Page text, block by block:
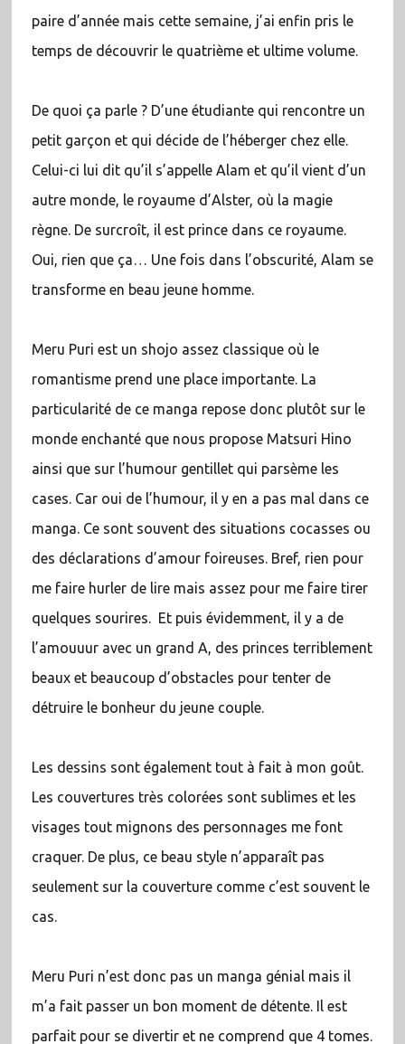
paire d’année mais cette semaine, j’ai enfin pris le
temps de découvrir le quatrième et ultime volume.
De quoi ça parle ? D’une étudiante qui rencontre un
petit garçon et qui décide de l’héberger chez elle.
Celui-ci lui dit qu’il s’appelle Alam et qu’il vient d’un
autre monde, le royaume d’Alster, où la magie
règne. De surcroît, il est prince dans ce royaume.
Oui, rien que ça… Une fois dans l’obscurité, Alam se
transforme en beau jeune homme.
Meru Puri est un shojo assez classique où le
romantisme prend une place importante. La
particularité de ce manga repose donc plutôt sur le
monde enchanté que nous propose Matsuri Hino
ainsi que sur l’humour gentillet qui parsème les
cases. Car oui de l’humour, il y en a pas mal dans ce
manga. Ce sont souvent des situations cocasses ou
des déclarations d’amour foireuses. Bref, rien pour
me faire hurler de lire mais assez pour me faire tirer
quelques sourires. Et puis évidemment, il y a de
l’amouuur avec un grand A, des princes terriblement
beaux et beaucoup d’obstacles pour tenter de
détruire le bonheur du jeune couple.
Les dessins sont également tout à fait à mon goût.
Les couvertures très colorées sont sublimes et les
visages tout mignons des personnages me font
craquer. De plus, ce beau style n’apparaît pas
seulement sur la couverture comme c’est souvent le
cas.
Meru Puri n’est donc pas un manga génial mais il
m’a fait passer un bon moment de détente. Il est
parfait pour se divertir et ne comprend que 4 tomes.